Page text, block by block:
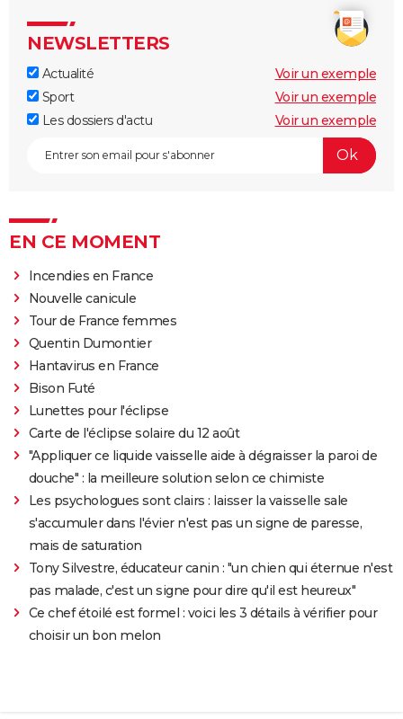
NEWSLETTERS
Actualité
Voir un exemple
Sport
Voir un exemple
Les dossiers d'actu
Voir un exemple
EN CE MOMENT
Incendies en France
Nouvelle canicule
Tour de France femmes
Quentin Dumontier
Hantavirus en France
Bison Futé
Lunettes pour l'éclipse
Carte de l'éclipse solaire du 12 août
"Appliquer ce liquide vaisselle aide à dégraisser la paroi de
douche" : la meilleure solution selon ce chimiste
Les psychologues sont clairs : laisser la vaisselle sale
s'accumuler dans l'évier n'est pas un signe de paresse,
mais de saturation
Tony Silvestre, éducateur canin : "un chien qui éternue n'est
pas malade, c'est un signe pour dire qu'il est heureux"
Ce chef étoilé est formel : voici les 3 détails à vérifier pour
choisir un bon melon